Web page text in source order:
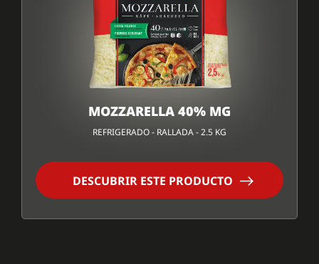
MOZZARELLA 40% MG
REFRIGERADO - RALLADA - 2.5 KG
DESCUBRIR ESTE PRODUCTO